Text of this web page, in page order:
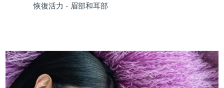
恢復活力 - 眉部和耳部